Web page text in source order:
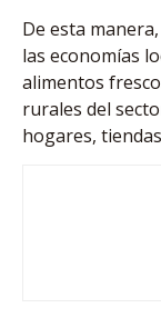
De esta
las economías
alimentos
rurales del
hogares,